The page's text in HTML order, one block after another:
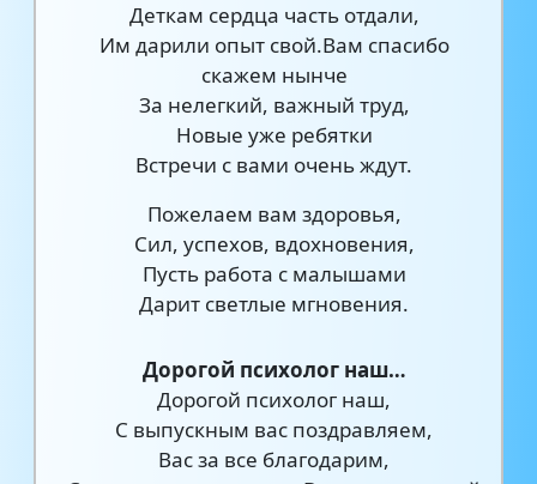
Деткам сердца часть отдали,
Им дарили опыт свой.Вам спасибо
скажем нынче
За нелегкий, важный труд,
Новые уже ребятки
Встречи с вами очень ждут.
Пожелаем вам здоровья,
Сил, успехов, вдохновения,
Пусть работа с малышами
Дарит светлые мгновения.
Дорогой психолог наш…
Дорогой психолог наш,
С выпускным вас поздравляем,
Вас за все благодарим,